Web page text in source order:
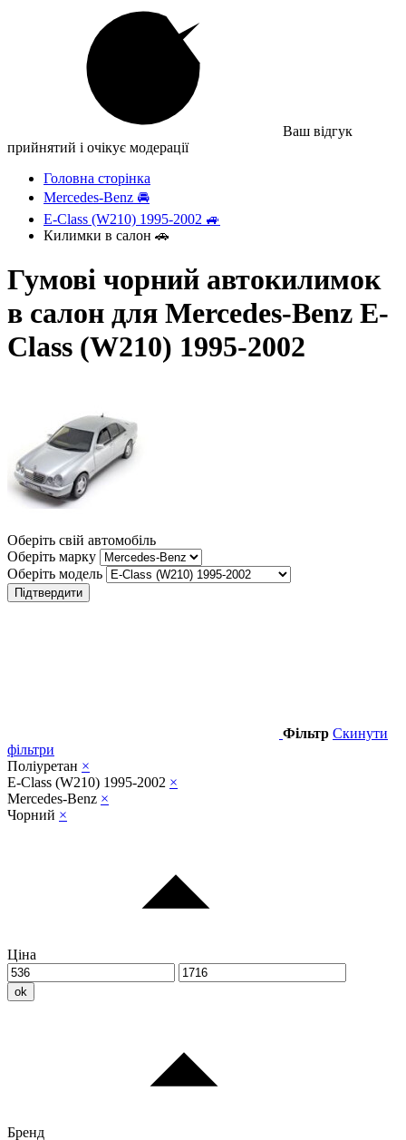
Ваш відгук
прийнятий і очікує модерації
Головна сторінка
Mercedes-Benz 🚘
E-Class (W210) 1995-2002 🚙
Килимки в салон 🚗
Гумові чорний автокилимок
в салон для Mercedes-Benz E-
Class (W210) 1995-2002
Оберіть свій автомобіль
Оберіть марку
Оберіть модель
Підтвердити
Фільтр Скинути
фільтри
Поліуретан ×
E-Class (W210) 1995-2002 ×
Mercedes-Benz ×
Чорний ×
Ціна
ok
Бренд